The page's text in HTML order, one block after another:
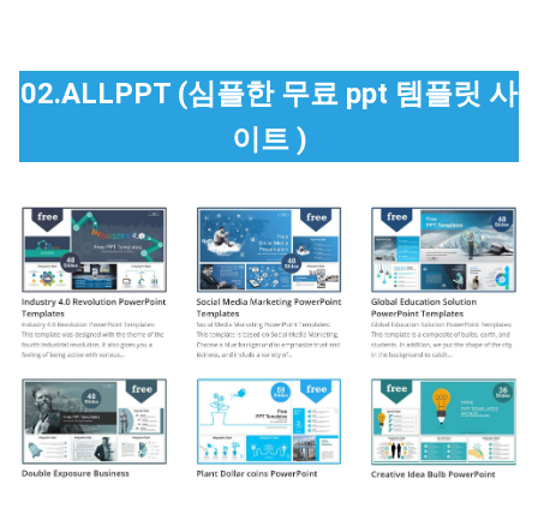
02.ALLPPT (심플한 무료 ppt 템플릿 사
이트 )